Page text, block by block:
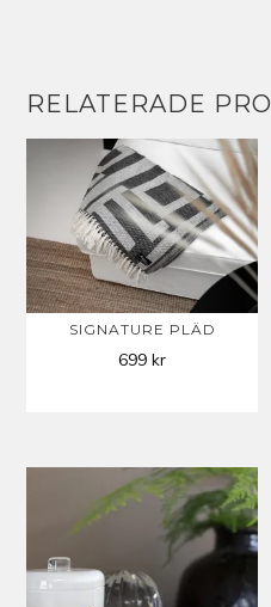
RELATERADE
SIGNATURE PLÄD
699kr